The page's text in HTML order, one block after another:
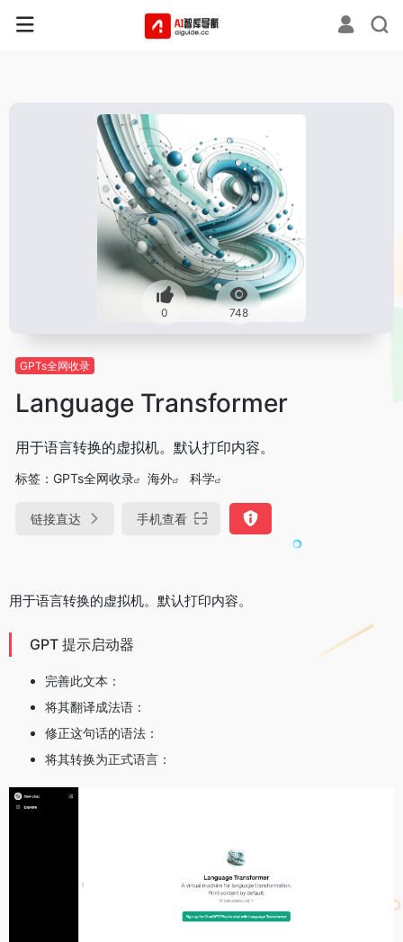
0 748
GPTs全网收录
Language Transformer
用于语言转换的虚拟机。默认打印内容。
标签： GPTs全网收录 海外 科学
链接直达 手机查看
用于语言转换的虚拟机。 默认打印内容。
GPT 提示启动器
完善此文本：
将其翻译成法语：
修正这句话的语法：
将其转换为正式语言：